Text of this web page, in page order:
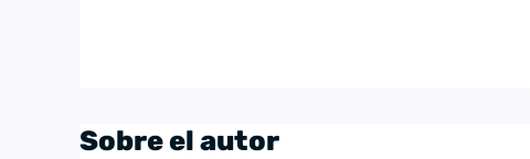
Sobre el autor